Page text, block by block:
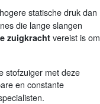
statische druk dan
die lange slangen
zuigkrachtvereist is om
stofzuiger met deze
en constante